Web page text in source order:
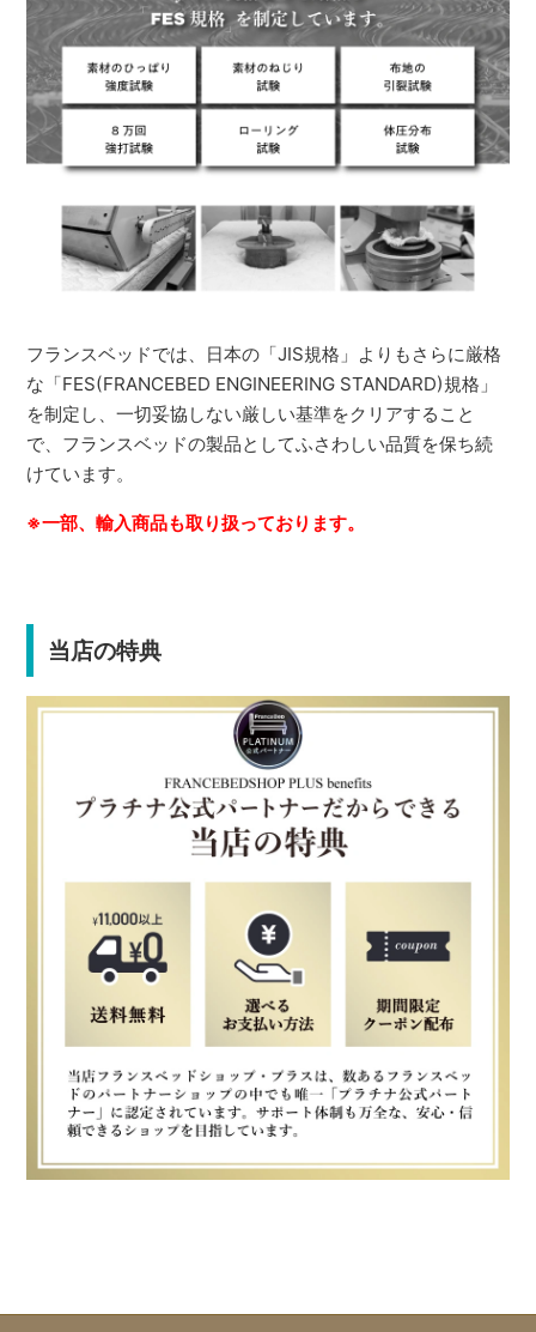
フランスベッドでは、日本の「JIS規格」よりもさらに厳格
な「FES(FRANCEBED ENGINEERING STANDARD)規格」
を制定し、一切妥協しない厳しい基準をクリアすること
で、フランスベッドの製品としてふさわしい品質を保ち続
けています。
※一部、輸入商品も取り扱っております。
当店の特典